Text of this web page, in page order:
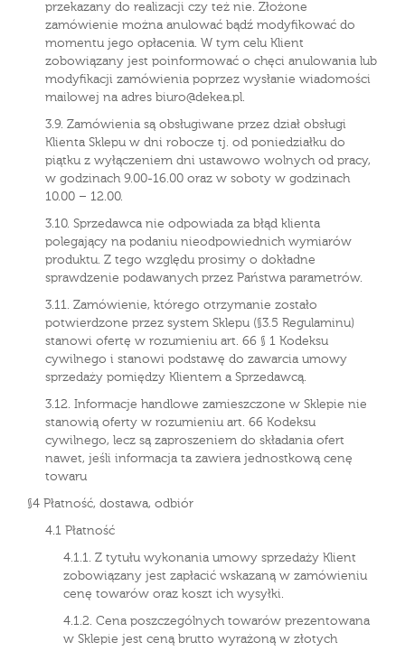
przekazany do realizacji czy też nie. Złożone
zamówienie można anulować bądź modyfikować do
momentu jego opłacenia. W tym celu Klient
zobowiązany jest poinformować o chęci anulowania lub
modyfikacji zamówienia poprzez wysłanie wiadomości
mailowej na adres biuro@dekea.pl.
3.9. Zamówienia są obsługiwane przez dział obsługi
Klienta Sklepu w dni robocze tj. od poniedziałku do
piątku z wyłączeniem dni ustawowo wolnych od pracy,
w godzinach 9.00-16.00 oraz w soboty w godzinach
10.00 – 12.00.
3.10. Sprzedawca nie odpowiada za błąd klienta
polegający na podaniu nieodpowiednich wymiarów
produktu. Z tego względu prosimy o dokładne
sprawdzenie podawanych przez Państwa parametrów.
3.11. Zamówienie, którego otrzymanie zostało
potwierdzone przez system Sklepu (§3.5 Regulaminu)
stanowi ofertę w rozumieniu art. 66 § 1 Kodeksu
cywilnego i stanowi podstawę do zawarcia umowy
sprzedaży pomiędzy Klientem a Sprzedawcą.
3.12. Informacje handlowe zamieszczone w Sklepie nie
stanowią oferty w rozumieniu art. 66 Kodeksu
cywilnego, lecz są zaproszeniem do składania ofert
nawet, jeśli informacja ta zawiera jednostkową cenę
towaru
§4 Płatność, dostawa, odbiór
4.1 Płatność
4.1.1. Z tytułu wykonania umowy sprzedaży Klient
zobowiązany jest zapłacić wskazaną w zamówieniu
cenę towarów oraz koszt ich wysyłki.
4.1.2. Cena poszczególnych towarów prezentowana
w Sklepie jest ceną brutto wyrażoną w złotych